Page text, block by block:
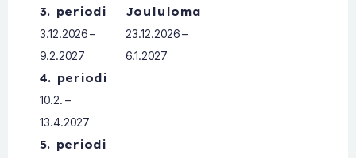
3. periodi
3.12.2026 –
9.2.2027
4. periodi
10.2. –
13.4.2027
5. periodi
Joululoma
23.12.2026 –
6.1.2027